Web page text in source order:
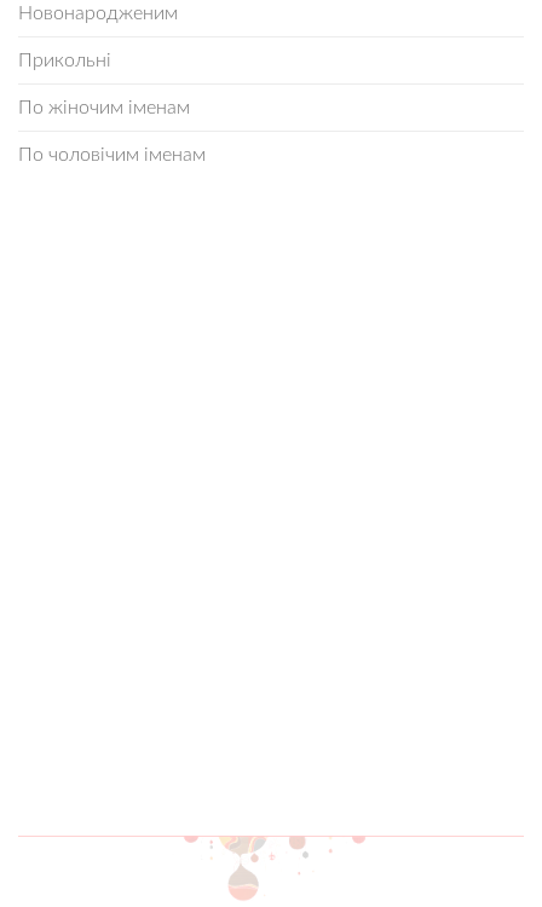
Новонародженим
Прикольні
По жіночим іменам
По чоловічим іменам